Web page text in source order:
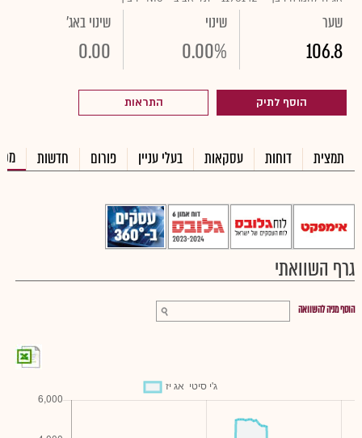
שער
106.8
שינוי
0.00%
שינוי באג'
0.00
הוסף לתיק התראות
תמצית דוחות עסקאות בעלי עניין פורום חדשות
גרף השוואתי
הוסף מניה להשוואה